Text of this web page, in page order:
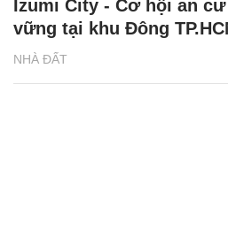
NHÀ ĐẤT
Izumi City - Cơ hội an
vững tại khu Đông